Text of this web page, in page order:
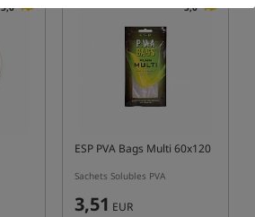
5,0 5,0
ESP PVA Bags Multi 60x120
Sachets Solubles PVA
3,51 EUR